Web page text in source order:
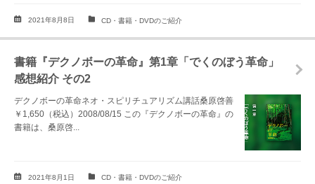
2021年8月8日 CD・書籍・DVDのご紹介
書籍『デクノボーの革命』第1章「でくのぼう革命」
感想紹介 その2
デクノボーの革命ネオ・スピリチュアリズム講話桑原啓善
￥1,650（税込）2008/08/15 この『デクノボーの革命』の
書籍は、桑原啓...
2021年8月1日 CD・書籍・DVDのご紹介